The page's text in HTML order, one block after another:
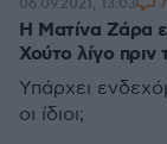
H Ματίνα Ζάρα
Χούτο λίγο πριν
Υπάρχει
οι ίδιοι;
06.09.2021, 13:03